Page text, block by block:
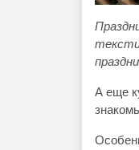
А еще